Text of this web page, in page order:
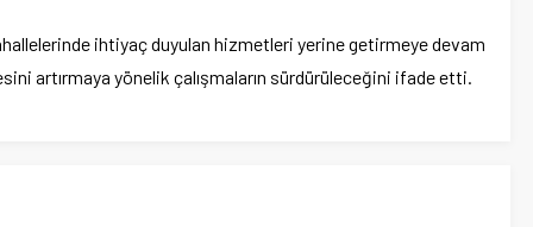
ihtiyaç duyulan hizmetleri yerine getirmeye devam
artırmaya yönelik çalışmaların sürdürüleceğini ifade etti.